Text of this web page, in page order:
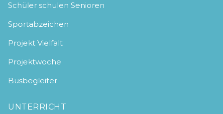
Schüler schulen Senioren
Sportabzeichen
Projekt Vielfalt
Projektwoche
Busbegleiter
UNTERRICHT